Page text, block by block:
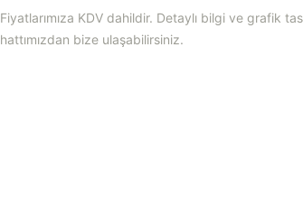
Fiyatlarımıza KDV dahildir. Detaylı bilgi ve grafik
hattımızdan bize ulaşabilirsiniz.